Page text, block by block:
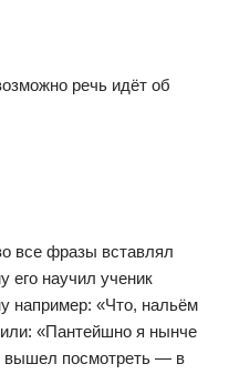
речь идёт об
все фразы вставлял
его научил ученик
например: «Что, нальём
«Пантейшно я нынче
вышел посмотреть — в